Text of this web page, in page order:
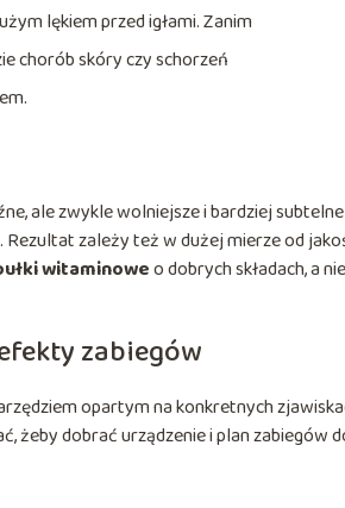
lękiem przed igłami. Zanim
chorób skóry czy schorzeń
ale zwykle wolniejsze i bardziej
zależy też w dużej mierze od
witaminoweo dobrych składach, a nie
zabiegów
opartym na konkretnych
żeby dobrać urządzenie i plan zabiegów